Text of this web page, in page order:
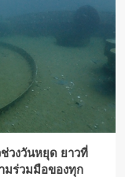
วงวันหยุด ยาวที่
มร่วมมือของทุก